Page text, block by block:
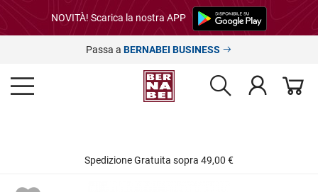
NOVITÀ! Scarica la nostra APP
Passa a BERNABEI BUSINESS
Spedizione Gratuita sopra 49,00 €